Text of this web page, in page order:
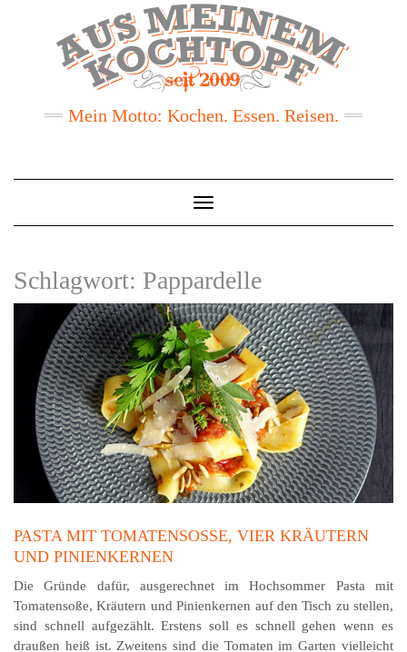
Mein Motto: Kochen. Essen. Reisen.
Toggle
Navigation
Schlagwort: Pappardelle
PASTA MIT TOMATENSOSSE, VIER KRÄUTERN U
ND PINIENKERNEN
Die Gründe dafür, ausgerechnet im Hochsommer Pasta mit
Tomatensoße, Kräutern und Pinienkernen auf den Tisch zu stellen,
sind schnell aufgezählt. Erstens soll es schnell gehen wenn es
draußen heiß ist. Zweitens sind die Tomaten im Garten vielleicht